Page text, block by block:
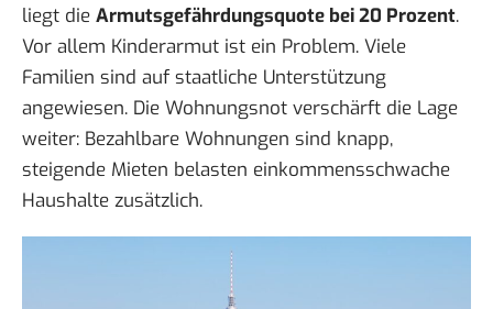
liegt die Armutsgefährdungsquote bei 20 Prozent.
Vor allem Kinderarmut ist ein Problem. Viele
Familien sind auf staatliche Unterstützung
angewiesen. Die Wohnungsnot verschärft die Lage
weiter: Bezahlbare Wohnungen sind knapp,
steigende Mieten belasten einkommensschwache
Haushalte zusätzlich.